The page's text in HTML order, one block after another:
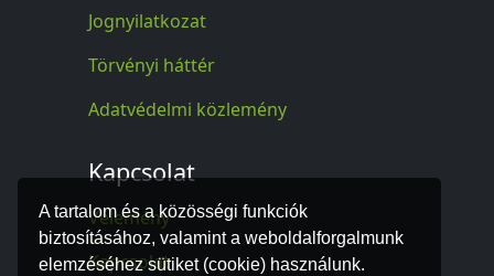
A tartalom és a közösségi funkciók
biztosításához, valamint a weboldalforgalmunk
elemzéséhez sütiket (cookie) használunk.
Jognyilatkozat
Törvényi háttér
Adatvédelmi közlemény
Kapcsolat
Vélemény
Kapcsolat